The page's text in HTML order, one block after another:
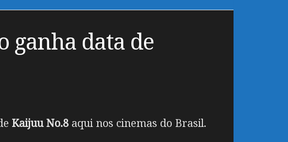
ganha data de
Kaijuu No.8 aqui nos cinemas do Brasil.